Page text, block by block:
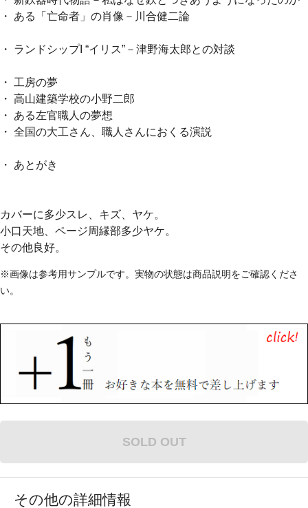
・ ある「亡命者」の肖像－川合健二論
・ ランドシップI “イリス”－津野海太郎との対談
・ 工房の夢
・ 高山建築学校の小野二郎
・ ある左官職人の夢想
・ 全国の大工さん、職人さんにおくる演説
・ あとがき
カバーに多少スレ、キズ、ヤケ。
小口天地、ページ周縁部多少ヤケ。
その他良好。
※画像は参考用サンプルです。実物の状態は商品説明をご確認くださ
い。
SOLD OUT
その他の詳細情報